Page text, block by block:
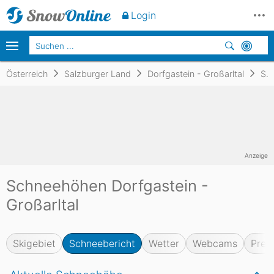
Österreich Salzburger Land Dorfgastein - Großarltal Schneebericht
Schneehöhen Dorfgastein -
Großarltal
Skigebiet Schneebericht Wetter Webcams
Anzeige
Login